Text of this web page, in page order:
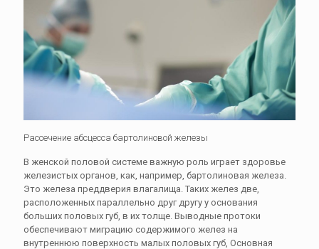
Рассечение абсцесса бартолиновой железы
В женской половой системе важную роль играет здоровье
железистых органов, как, например, бартолиновая железа.
Это железа преддверия влагалища. Таких желез две,
расположенных параллельно друг другу у основания
больших половых губ, в их толще. Выводные протоки
обеспечивают миграцию содержимого желез на
внутреннюю поверхность малых половых губ, Основная